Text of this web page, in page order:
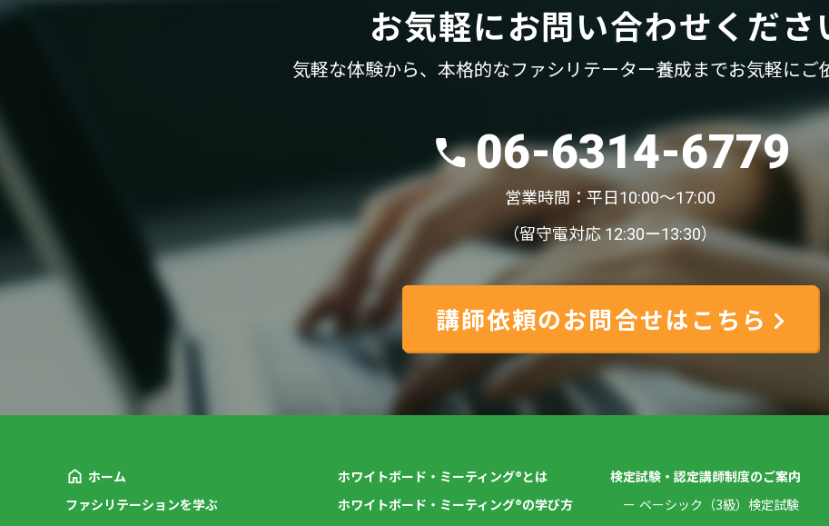
お気軽にお問い合わせくださ
気軽な体験から、 本格的なファシリテーター養成までお気軽にご
06-6314-6779
営業時間：平日10:00〜17:00
（留守電対応 12:30ー13:30）
講師依頼のお問合せはこちら
ホーム
ファシリテーションを学ぶ
ホワイトボード・ミーティング®とは
ホワイトボード・ミーティング®の学び方
検定試験・認定講師制度のご案内
ベーシック（3級）検定試験